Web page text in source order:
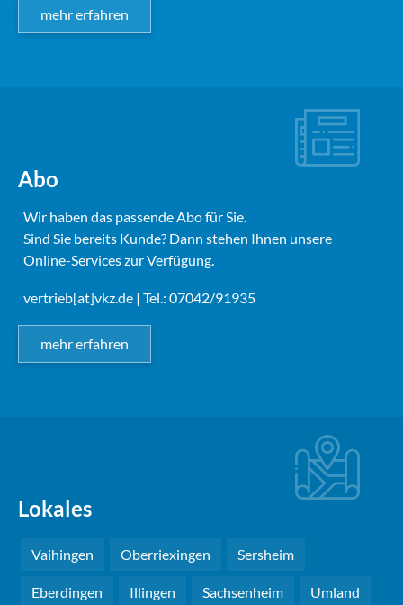
mehr erfahren
Abo
Wir haben das passende Abo für Sie.
Sind Sie bereits Kunde? Dann stehen Ihnen unsere
Online-Services zur Verfügung.
vertrieb[at]vkz.de | Tel.: 07042/91935
mehr erfahren
Lokales
Vaihingen Oberriexingen Sersheim
Eberdingen Illingen Sachsenheim Umland